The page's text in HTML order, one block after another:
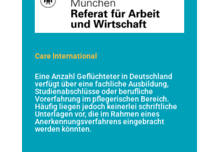
Care International
Eine Anzahl Geflüchteter in Deutschland
verfügt über eine fachliche Ausbildung,
Studienabschlüsse oder berufliche
Vorerfahrung im pflegerischen Bereich.
Häufig liegen jedoch keinerlei schriftliche
Unterlagen vor, die im Rahmen eines
Anerkennungsverfahrens eingebracht
werden könnten.
Das Projekt wird daher ein Verfahren für die
Kompetenzfeststellung in diesem
beruflichen Bereich entwickeln und
Richtlinien zur praktischen Umsetzung
vorbereiten. Fester Praxispartner ist der
kommunale Altenheimträger Münchenstift
gGmbH.